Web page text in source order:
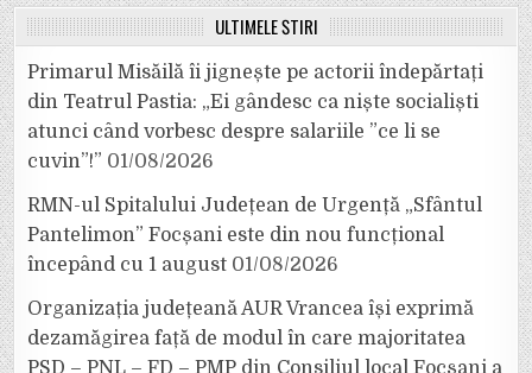
ULTIMELE ȘTIRI
Primarul Misăilă îi jignește pe actorii îndepărtați
din Teatrul Pastia: „Ei gândesc ca niște socialiști
atunci când vorbesc despre salariile ”ce li se
cuvin”!” 01/08/2026
RMN-ul Spitalului Județean de Urgență „Sfântul
Pantelimon” Focșani este din nou funcțional
începând cu 1 august 01/08/2026
Organizația județeană AUR Vrancea își exprimă
dezamăgirea față de modul în care majoritatea
PSD – PNL – FD – PMP din Consiliul local Focșani a